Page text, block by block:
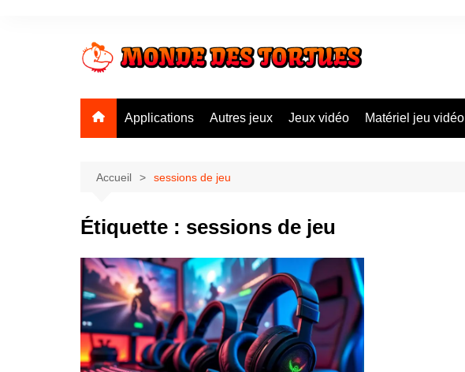
Applications Autres jeux Jeux vidéo Matériel jeu vidéo
Accueil sessions de jeu
Étiquette : sessions de jeu